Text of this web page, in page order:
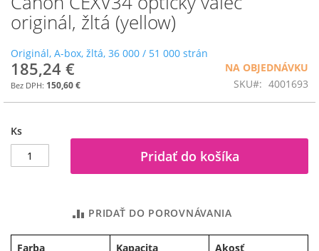
originál, žltá (yellow)
Originál, A-box, žltá, 36 000 / 51 000 strán
185,24 €
150,60 €
NA OBJEDNÁVKU
SKU
4001693
Ks
Pridať do košíka
PRIDAŤ DO POROVNÁVANIA
Farba Kapacita
Akosť
na
začiatok
obrázkov